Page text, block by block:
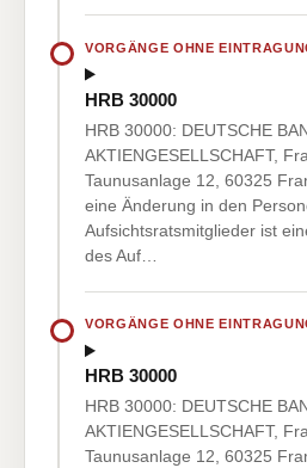
VORGÄNGE OHNE
HRB 30000
HRB 30000: DEUTSCHE
AKTIENGESELLSCHAFT,
Taunusanlage 12, 60325
eine Änderung in den
Aufsichtsratsmitglieder ist
des Auf…
VORGÄNGE OHNE
HRB 30000
HRB 30000: DEUTSCHE
AKTIENGESELLSCHAFT,
Taunusanlage 12, 60325